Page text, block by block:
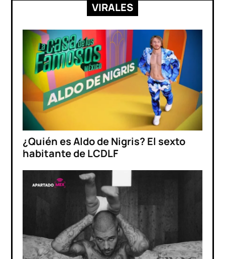
VIRALES
¿Quién es Aldo de Nigris? El sexto
habitante de LCDLF